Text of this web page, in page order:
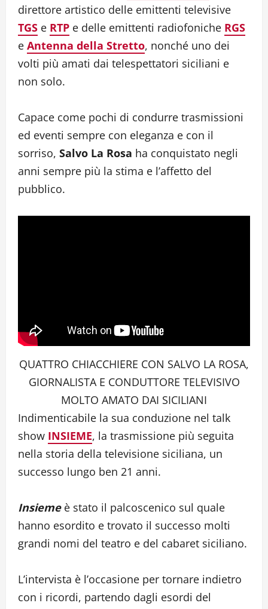
direttore artistico delle emittenti televisive
TGS e RTP e delle emittenti radiofoniche RGS
e Antenna della Stretto, nonché uno dei
volti più amati dai telespettatori siciliani e
non solo.
Capace come pochi di condurre trasmissioni
ed eventi sempre con eleganza e con il
sorriso, Salvo La Rosa ha conquistato negli
anni sempre più la stima e l’affetto del
pubblico.
QUATTRO CHIACCHIERE CON SALVO LA ROSA,
GIORNALISTA E CONDUTTORE TELEVISIVO
MOLTO AMATO DAI SICILIANI
Indimenticabile la sua conduzione nel talk
show INSIEME, la trasmissione più seguita
nella storia della televisione siciliana, un
successo lungo ben 21 anni.
Insieme è stato il palcoscenico sul quale
hanno esordito e trovato il successo molti
grandi nomi del teatro e del cabaret siciliano.
L’intervista è l’occasione per tornare indietro
con i ricordi, partendo dagli esordi del